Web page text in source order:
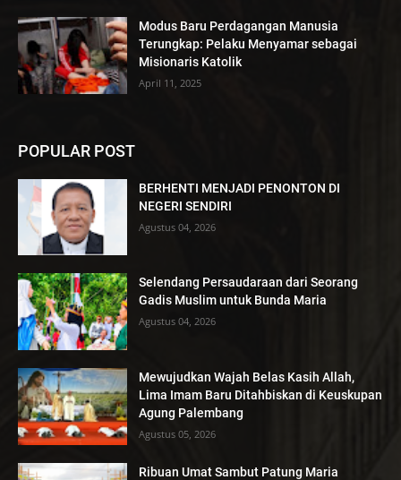
Modus Baru Perdagangan Manusia
Terungkap: Pelaku Menyamar sebagai
Misionaris Katolik
April 11, 2025
POPULAR POST
BERHENTI MENJADI PENONTON DI
NEGERI SENDIRI
Agustus 04, 2026
Selendang Persaudaraan dari Seorang
Gadis Muslim untuk Bunda Maria
Agustus 04, 2026
Mewujudkan Wajah Belas Kasih Allah,
Lima Imam Baru Ditahbiskan di Keuskupan
Agung Palembang
Agustus 05, 2026
Ribuan Umat Sambut Patung Maria